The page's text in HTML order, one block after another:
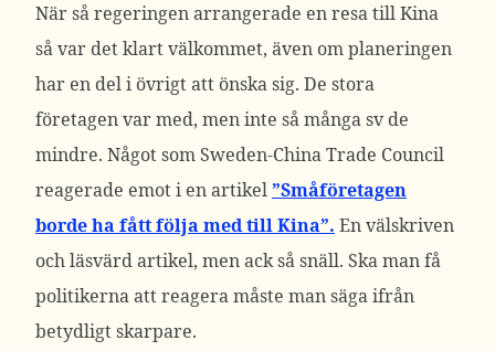
När så regeringen arrangerade en resa till Kina
så var det klart välkommet, även om planeringen
har en del i övrigt att önska sig. De stora
företagen var med, men inte så många sv de
mindre. Något som Sweden-China Trade Council
reagerade emot i en artikel”Småföretagen
borde ha fått följa med till Kina”. En välskriven
och läsvärd artikel, men ack så snäll. Ska man få
politikerna att reagera måste man säga ifrån
betydligt skarpare.